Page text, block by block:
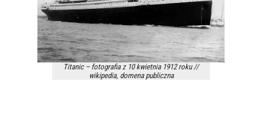
Titanic – fotografia z 10 kwietnia 1912 roku //
wikipedia, domena publiczna